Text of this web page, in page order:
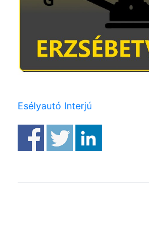
Esélyautó Interjú